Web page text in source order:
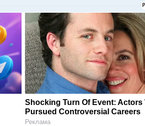
Shocking Turn Of Event: Actors
Pursued Controversial Careers
Реклама